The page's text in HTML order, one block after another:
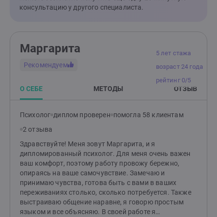
язык образов - сны, фантазии, ассоциации. Цель
метода усилить контакт с собой, вернуть ощущение
метод моей работы, в котором я постоянно
совершенствуюсь. Отдельно хочу выделить анализ
снов, где мы исследуем их содержание и ваши
реакции на них, ищем повторяющиеся темы и
возможные триггеры, учимся снижать тревожность,
связанную со сновидениями, и возвращать
ощущение контроля и спокойствия. Как я работаю:
(аудио/видео/текст). Если хотите записаться на 20-
минутную бесплатную встречу, напишите, что вас
беспокоит сейчас и как давно это длится.
консультацию у другого специалиста.
5 лет стажа
возраст 24 года
рейтинг 0/5
Маргарита
Рекомендуем
О СЕБЕ МЕТОДЫ ОТЗЫВ
Психолог диплом проверен помогла 58 клиентам
2 отзыва
Здравствуйте! Меня зовут Маргарита, и я
дипломированный психолог. Для меня очень важен
ваш комфорт, поэтому работу провожу бережно,
опираясь на ваше самочувствие. Замечаю и
принимаю чувства, готова быть с вами в ваших
переживаниях столько, сколько потребуется. Также
выстраиваю общение наравне, я говорю простым
языком и все объясняю. В своей работе я